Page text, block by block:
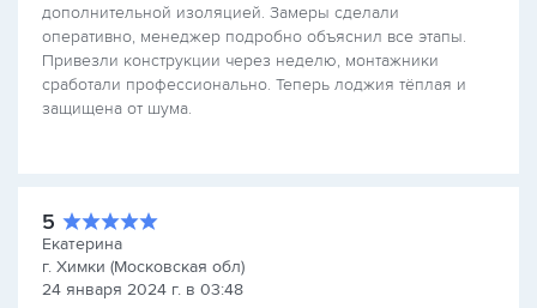
дополнительной изоляцией. Замеры сделали
оперативно, менеджер подробно объяснил все этапы.
Привезли конструкции через неделю, монтажники
сработали профессионально. Теперь лоджия тёплая и
защищена от шума.
5
Екатерина
г. Химки (Московская обл)
24 января 2024 г. в 03:48